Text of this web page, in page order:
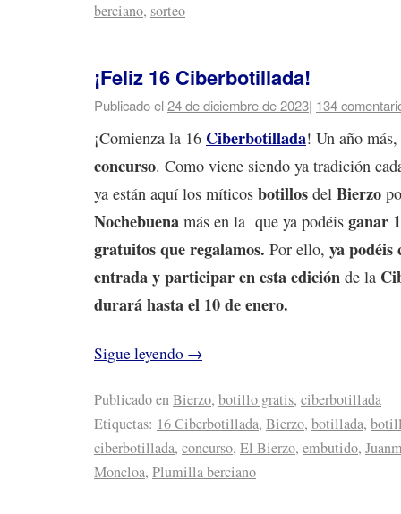
berciano, sorteo
¡Feliz 16 Ciberbotillada!
Publicado el24 de diciembre de 2023| 134
¡Comienza la 16 Ciberbotillada! Un año
concurso. Como viene siendo ya tradición
ya están aquí los míticos botillos del Bierzo
Nochebuena más en la que ya podéis ganar
gratuitos que regalamos. Por ello, ya podéis
entrada y participar en esta edición de la
durará hasta el 10 de enero.
Sigue leyendo →
Publicado enBierzo, botillo gratis, ciberbotillada
Etiquetas: 16 Ciberbotillada, Bierzo, botillada,
ciberbotillada, concurso, El Bierzo, embutido,
Moncloa, Plumilla berciano